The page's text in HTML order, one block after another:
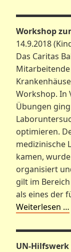
Workshop
14.9.2018
Das Caritas
Workshop. In
Übungen
optimieren.
medizinische
kamen,
organisiert
gilt im
als eines der
Weiterlesen …
UN-